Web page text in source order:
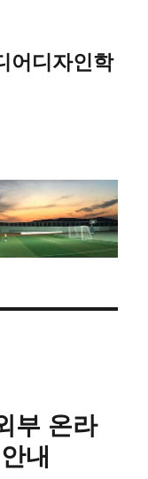
어디자인학
부 온라
내